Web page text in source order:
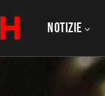
NOTIZIE